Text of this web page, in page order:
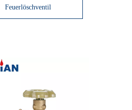
Feuerlöschventil